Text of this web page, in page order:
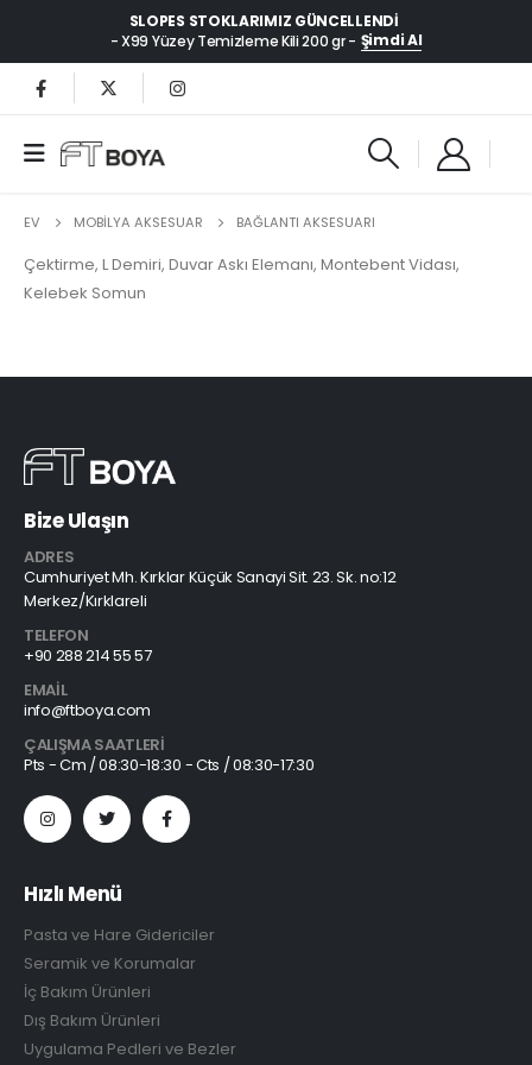
SLOPES STOKLARIMIZ GÜNCELLENDI
- X99 Yüzey Temizleme Kili 200 gr - Şimdi Al
EV MOBİLYA AKSESUAR BAĞLANTI AKSESUARI
Çektirme, L Demiri, Duvar Askı Elemanı, Montebent Vidası,
Kelebek Somun
Bize Ulaşın
ADRES
Cumhuriyet Mh. Kırklar Küçük Sanayi Sit. 23. Sk. no:12
Merkez/Kırklareli
TELEFON
+90 288 214 55 57
EMAIL
info@ftboya.com
ÇALIŞMA SAATLERI
Pts - Cm / 08:30-18:30 - Cts / 08:30-17:30
Hızlı Menü
Pasta ve Hare Gidericiler
Seramik ve Korumalar
İç Bakım Ürünleri
Dış Bakım Ürünleri
Uygulama Pedleri ve Bezler